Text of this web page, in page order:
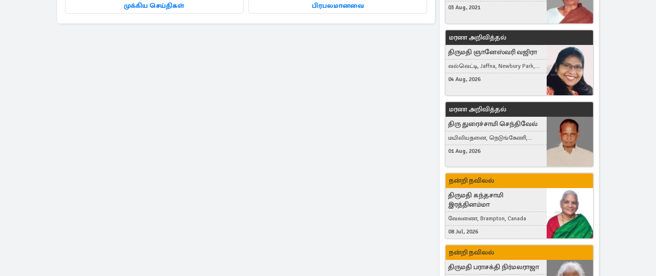
முக்கிய செய்திகள் பிரபலமானவை
கிழக்கு
03 Aug, 2021
மரண அறிவித்தல்
திருமதி ஞானேஸ்வரி வஜிரா
வல்வெட்டி, Jaffna, Newbury Park,
United Kingdom
04 Aug, 2026
மரண அறிவித்தல்
திரு துரைச்சாமி செந்திவேல்
மயிலியதனை, நெடுங்கேணி,
கம்பர்மலை
01 Aug, 2026
நன்றி நவிலல்
திருமதி கந்தசாமி
இரத்தினம்மா
வேலணை, Brampton, Canada
08 Jul, 2026
நன்றி நவிலல்
திருமதி பராசக்தி நிர்மலராஜா